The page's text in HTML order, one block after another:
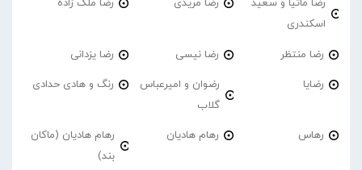
رضا ماتیا و سعید
اسکندری
رضا مریدی رضا ملک زاده
رضا منتظر رضا نیسی رضا یزدانی
رضایا
رضوان و امیرعباس
گلاب
رنگ و هادی حدادی
رهاس رهام هادیان
رهام هادیان (ماکان
بند)